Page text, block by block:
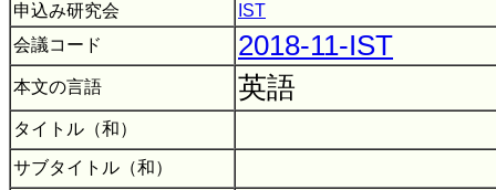
申込み研究会
IST
会議コード
2018-11-IST
本文の言語 英語
タイトル（和）
サブタイトル（和）